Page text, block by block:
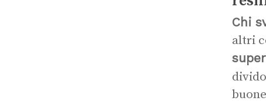
Chi
altri
buone